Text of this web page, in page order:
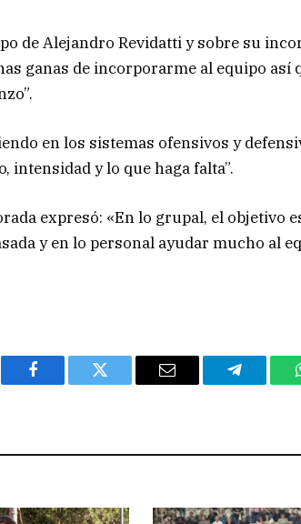
de Alejandro Revidatti y sobre su
ganas de incorporarme al equipo así
en los sistemas ofensivos y
intensidad y lo que haga falta”.
expresó: «En lo grupal, el objetivo
y en lo personal ayudar mucho al
Facebook Twitter Email Telegram